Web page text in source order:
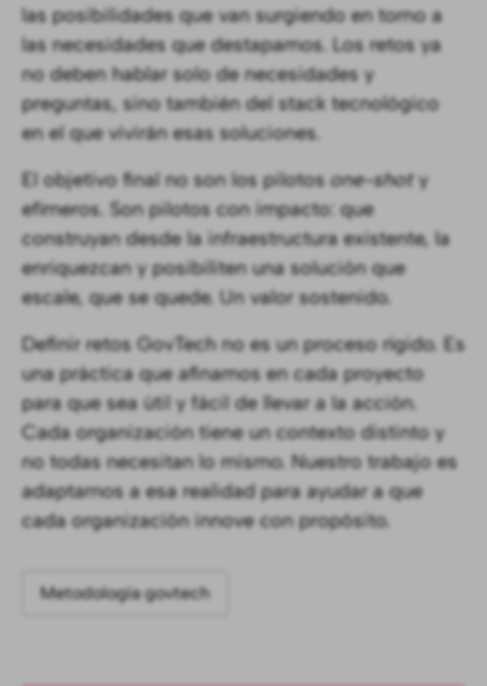
las posibilidades que van surgiendo en torno a
las necesidades que destapamos. Los retos ya
no deben hablar solo de necesidades y
preguntas, sino también del stack tecnológico
en el que vivirán esas soluciones.
El objetivo final no son los pilotosone-shoty
efímeros. Son pilotos con impacto: que
construyan desde la infraestructura existente, la
enriquezcan y posibiliten una solución que
escale, que se quede. Un valor sostenido.
Definir retos GovTech no es un proceso rígido. Es
una práctica que afinamos en cada proyecto
para que sea útil y fácil de llevar a la acción.
Cada organización tiene un contexto distinto y
no todas necesitan lo mismo. Nuestro trabajo es
adaptarnos a esa realidad para ayudar a que
cada organización innove con propósito.
Metodología govtech